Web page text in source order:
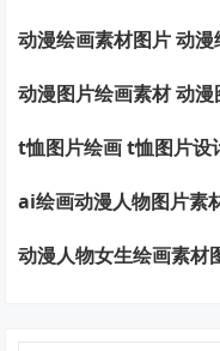
动漫绘画素材图片 动
动漫图片绘画素材 动
t恤图片绘画 t恤图片设
ai绘画动漫人物图片素
动漫人物女生绘画素材